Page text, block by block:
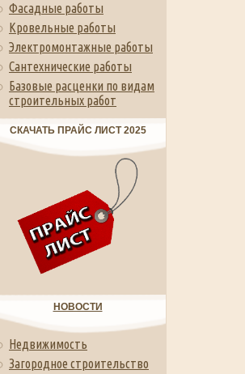
Фасадные работы
Кровельные работы
Электромонтажные работы
Сантехнические работы
Базовые расценки по видам
строительных работ
СКАЧАТЬ ПРАЙС ЛИСТ 2025
НОВОСТИ
Недвижимость
Загородное строительство